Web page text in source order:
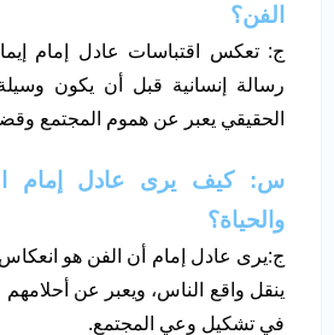
الفن؟
ج: تعكس اقتباسات عادل إمام
رسالة إنسانية قبل أن يكون
الحقيقي يعبر عن هموم المجتمع
س: كيف يرى عادل إمام
والحياة؟
ج:يرى عادل إمام أن الفن هو
ينقل واقع الناس، ويعبر عن
في تشكيل وعي المجتمع.